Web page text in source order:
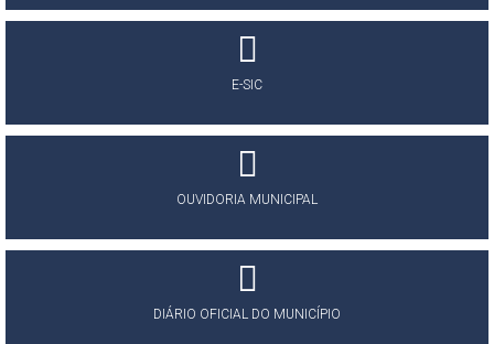
E-SIC
OUVIDORIA MUNICIPAL
DIÁRIO OFICIAL DO MUNICÍPIO